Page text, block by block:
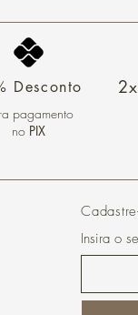
Desconto
pagamento
no PIX
Insira o